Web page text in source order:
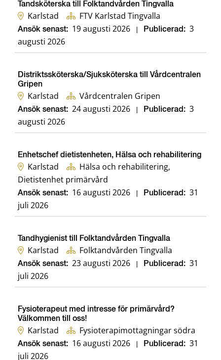
Tandsköterska till Folktandvården Tingvalla
Karlstad FTV Karlstad Tingvalla
Ansök senast: 19 augusti 2026 Publicerad: 3
augusti 2026
Distriktssköterska/Sjuksköterska till Vårdcentralen
Gripen
Karlstad Vårdcentralen Gripen
Ansök senast: 24 augusti 2026 Publicerad: 3
augusti 2026
Enhetschef dietistenheten, Hälsa och rehabilitering
Karlstad
Hälsa och rehabilitering,
Dietistenhet primärvård
Ansök senast: 16 augusti 2026 Publicerad: 31
juli 2026
Tandhygienist till Folktandvården Tingvalla
Karlstad Folktandvården Tingvalla
Ansök senast: 23 augusti 2026 Publicerad: 31
juli 2026
Fysioterapeut med intresse för primärvård?
Välkommen till oss!
Karlstad Fysioterapimottagningar södra
Ansök senast: 16 augusti 2026 Publicerad: 31
juli 2026